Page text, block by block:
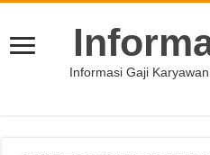
Informasi Gaji